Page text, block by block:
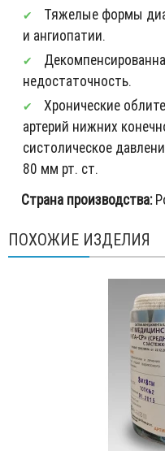
Тяжелые формы
и ангиопатии.
недостаточность.
Хронические
артерий нижних
систолическое
80 мм рт. ст.
Страна производства:
ПОХОЖИЕ ИЗДЕЛИЯ